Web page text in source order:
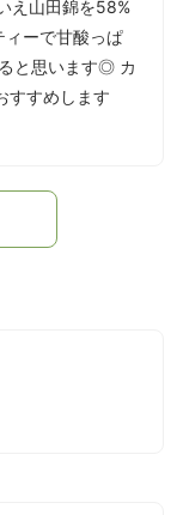
え山田錦を58%
ィーで甘酸っぱ
と思います◎ カ
すすめします